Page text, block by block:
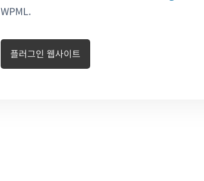
WPML.
플러그인 웹사이트